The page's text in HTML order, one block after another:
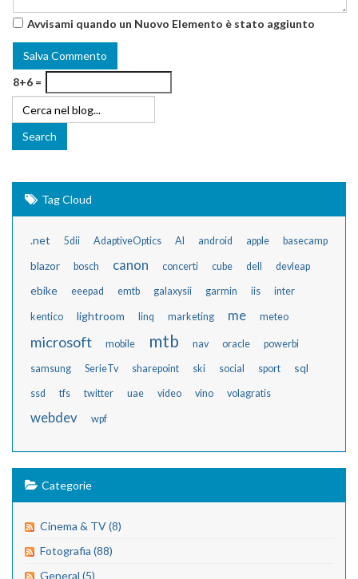
Avvisami quando un Nuovo Elemento è stato aggiunto
8+6 =
Tag Cloud
.net 5dii AdaptiveOptics AI android apple basecamp
blazor bosch canon concerti cube dell devleap
ebike eeepad emtb galaxysii garmin iis inter
kentico lightroom linq marketing me meteo
microsoft mobile mtb nav oracle powerbi
samsung SerieTv sharepoint ski social sport sql
ssd tfs twitter uae video vino volagratis
webdev wpf
Categorie
Cinema & TV (8)
Fotografia (88)
General (5)